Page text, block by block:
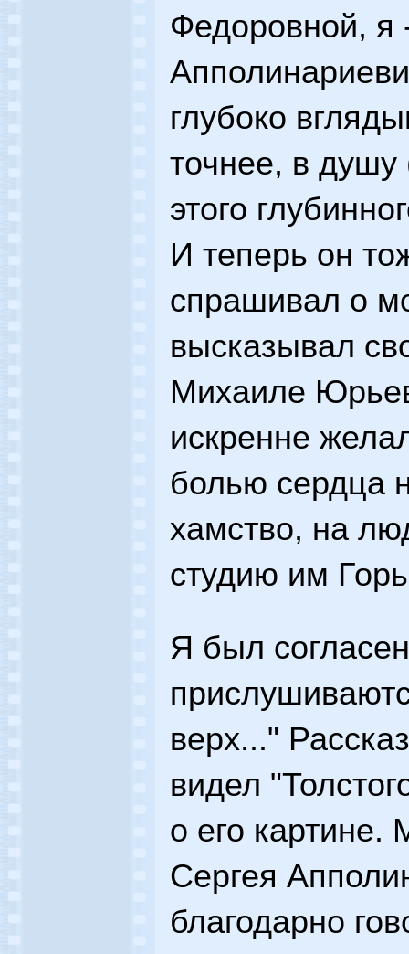
Федоровной, я
глубоко
точнее, в душу
этого
И теперь он
спрашивал о
высказывал
Михаиле
искренне
болью сердца
хамство, на
студию им
Я был
верх..."
видел
о его картине.
Сергея
благодарно